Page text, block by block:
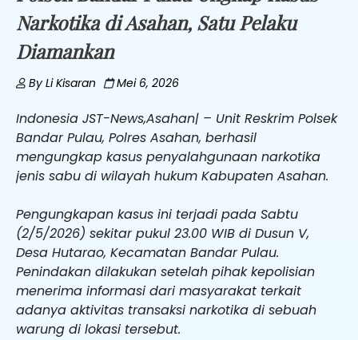
Narkotika di Asahan, Satu Pelaku
Diamankan
ByLi Kisaran Mei 6, 2026
Indonesia JST-News,Asahan| – Unit Reskrim Polsek
Bandar Pulau, Polres Asahan, berhasil
mengungkap kasus penyalahgunaan narkotika
jenis sabu di wilayah hukum Kabupaten Asahan.
Pengungkapan kasus ini terjadi pada Sabtu
(2/5/2026) sekitar pukul 23.00 WIB di Dusun V,
Desa Hutarao, Kecamatan Bandar Pulau.
Penindakan dilakukan setelah pihak kepolisian
menerima informasi dari masyarakat terkait
adanya aktivitas transaksi narkotika di sebuah
warung di lokasi tersebut.